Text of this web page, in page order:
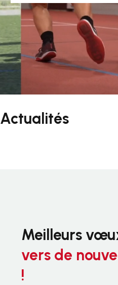
Actualités
Meilleurs
vers de
!